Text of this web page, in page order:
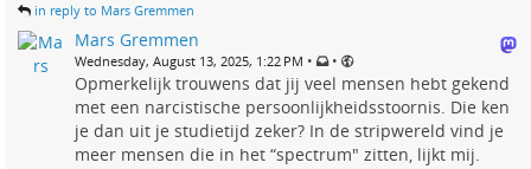
in reply to Mars Gremmen
Mars Gremmen
Wednesday, August 13, 2025, 1:22 PM • •
Opmerkelijk trouwens dat jij veel mensen hebt gekend
met een narcistische persoonlijkheidsstoornis. Die ken
je dan uit je studietijd zeker? In de stripwereld vind je
meer mensen die in het “spectrum" zitten, lijkt mij.